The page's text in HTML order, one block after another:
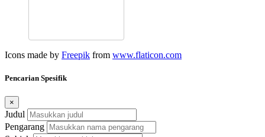
Icons made by Freepik from www.flaticon.com
Pencarian Spesifik
×
Judul
Pengarang